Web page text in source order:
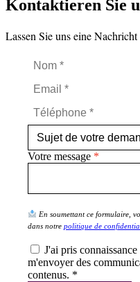
Kontaktieren Sie
Lassen Sie uns eine
Votre message
En soumettant ce formulaire,
dans notre politique de
J'ai pris
m'envoyer des
contenus. *